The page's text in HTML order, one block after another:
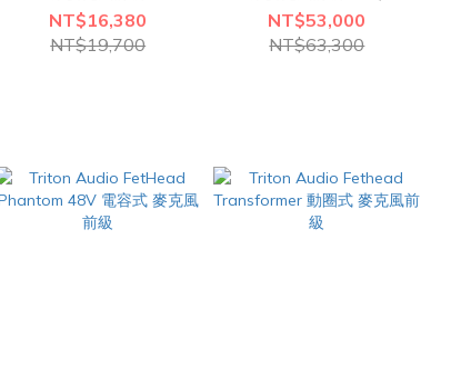
NT$16,380
NT$19,700
NT$53,000
NT$63,300